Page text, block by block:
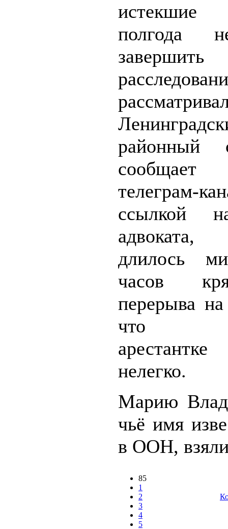
полгода
завершить
районный
телеграм-
ссылкой
адвоката,
длилось
часов
перерыва
что
нелегко.
Марию
чьё имя
в ООН,
85
1
2
3
4
5